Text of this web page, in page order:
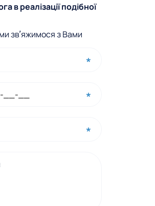
в реалізації подібної
звʼяжимося з Вами